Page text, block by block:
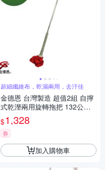
超細纖維布，乾濕兩用，去汙佳
金德恩 台灣製造 超值2組 自擰
式乾溼兩用旋轉拖把 132公分
隨機色 乾溼拖把 兩用拖把 旋轉
拖把 旋轉拖把
$1,328
券
加入購物車